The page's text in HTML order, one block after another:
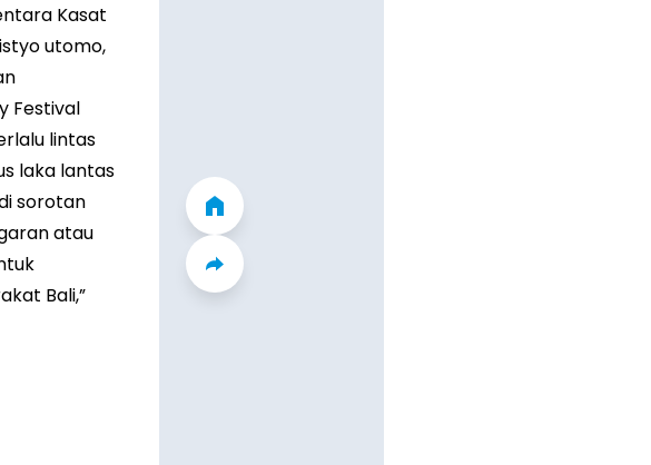
Kasat
utomo,
Festival
lintas
laka lantas
sorotan
atau
Bali,”